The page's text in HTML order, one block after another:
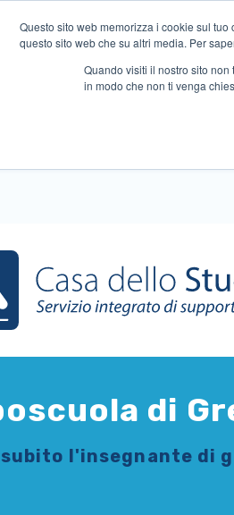
Questo sito web memorizza i cookie sul
questo sito web che su altri media. Per
Quando visiti il ​​nostro sito
in modo che non ti venga
di
l'insegnante di